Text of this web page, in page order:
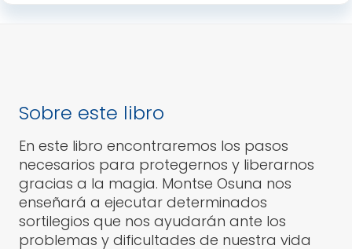
Sobre este libro
En este libro encontraremos los pasos
necesarios para protegernos y liberarnos
gracias a la magia. Montse Osuna nos
enseñará a ejecutar determinados
sortilegios que nos ayudarán ante los
problemas y dificultades de nuestra vida